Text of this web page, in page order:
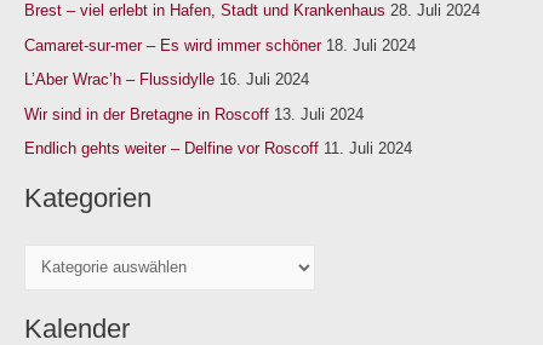
e
n
n
:
Brest – viel erlebt in Hafen, Stadt und Krankenhaus 28. Juli 2024
Camaret-sur-mer – Es wird immer schöner 18. Juli 2024
L’Aber Wrac’h – Flussidylle 16. Juli 2024
Wir sind in der Bretagne in Roscoff 13. Juli 2024
Endlich gehts weiter – Delfine vor Roscoff 11. Juli 2024
Kategorien
Kalender